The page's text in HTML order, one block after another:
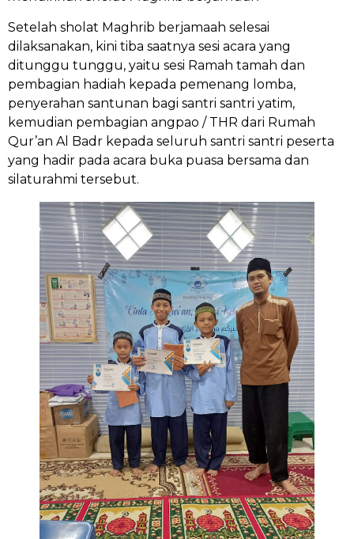
Setelah sholat Maghrib berjamaah selesai
dilaksanakan, kini tiba saatnya sesi acara yang
ditunggu tunggu, yaitu sesi Ramah tamah dan
pembagian hadiah kepada pemenang lomba,
penyerahan santunan bagi santri santri yatim,
kemudian pembagian angpao / THR dari Rumah
Qur’an Al Badr kepada seluruh santri santri peserta
yang hadir pada acara buka puasa bersama dan
silaturahmi tersebut.